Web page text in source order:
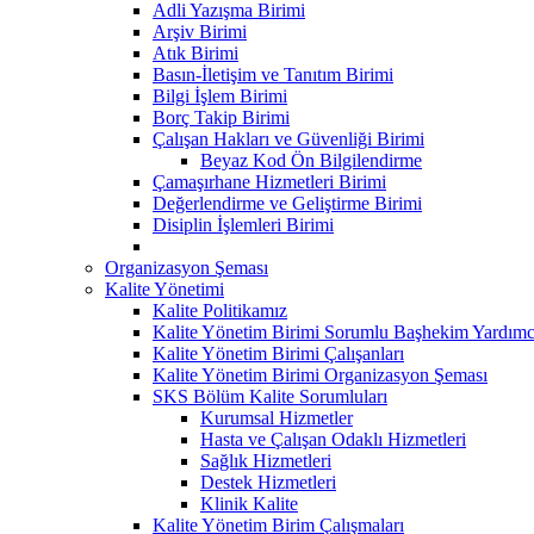
Adli Yazışma Birimi
Arşiv Birimi
Atık Birimi
Basın-İletişim ve Tanıtım Birimi
Bilgi İşlem Birimi
Borç Takip Birimi
Çalışan Hakları ve Güvenliği Birimi
Beyaz Kod Ön Bilgilendirme
Çamaşırhane Hizmetleri Birimi
Değerlendirme ve Geliştirme Birimi
Disiplin İşlemleri Birimi
Organizasyon Şeması
Kalite Yönetimi
Kalite Politikamız
Kalite Yönetim Birimi Sorumlu Başhekim
Kalite Yönetim Birimi Çalışanları
Kalite Yönetim Birimi Organizasyon Şeması
SKS Bölüm Kalite Sorumluları
Kurumsal Hizmetler
Hasta ve Çalışan Odaklı Hizmetleri
Sağlık Hizmetleri
Destek Hizmetleri
Klinik Kalite
Kalite Yönetim Birim Çalışmaları